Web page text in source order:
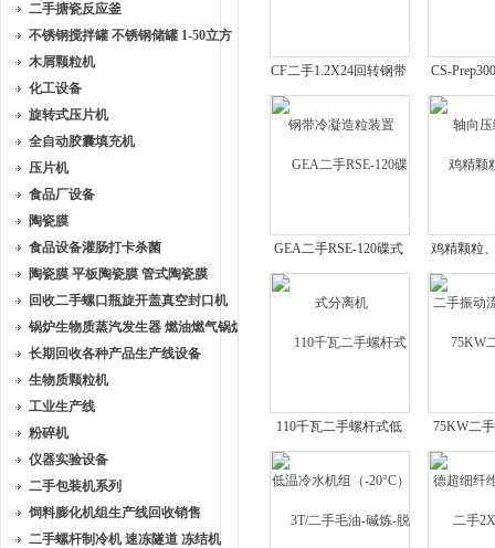
二手搪瓷反应釜
不锈钢搅拌罐 不锈钢储罐 1-50立方
木屑颗粒机
化工设备
旋转式压片机
全自动胶囊填充机
压片机
食品厂设备
陶瓷膜
食品设备灌肠打卡杀菌
陶瓷膜 平板陶瓷膜 管式陶瓷膜
回收二手螺口瓶旋开盖真空封口机
锅炉生物质蒸汽发生器 燃油燃气锅炉
长期回收各种产品生产线设备
生物质颗粒机
工业生产线
粉碎机
仪器实验设备
二手包装机系列
饲料膨化机组生产线回收销售
二手螺杆制冷机 速冻隧道 冻结机
CF二手1.2X24回转钢带
冷凝造粒装置
CS-
向压
GEA二手RSE-120碟式
分离机
鸡精颗粒
手振动流
110千瓦二手螺杆式低
温冷水机组（-20°C）
75KW二
超细纤维
生